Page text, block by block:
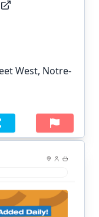
West, Notre-